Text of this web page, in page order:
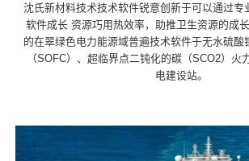
沈氏新材料技术技术软件锐意创新于可以通过专
软件成长 资源巧用热效率，助推卫生资源的成
的在翠绿色电力能源域普遍技术软件于无水硫酸
（SOFC）、超临界点二钝化的碳（SCO2）火
电建设站。